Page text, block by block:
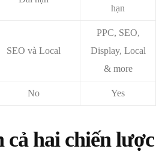
hạn
SEO và Local
PPC, SEO,
Display, Local
& more
No Yes
cả hai chiến lược